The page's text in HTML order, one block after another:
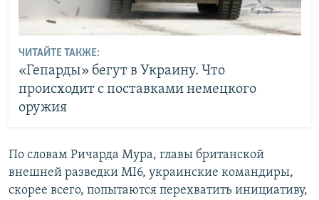
ЧИТАЙТЕ ТАКЖЕ:
«Гепарды» бегут в Украину. Что
происходит с поставками немецкого
оружия
По словам Ричарда Мура, главы британской
внешней разведки MI6, украинские командиры,
скорее всего, попытаются перехватить инициативу,